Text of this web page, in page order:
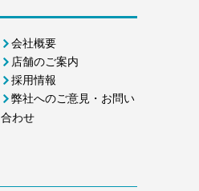
会社概要
店舗のご案内
採用情報
弊社へのご意見・お問い
合わせ